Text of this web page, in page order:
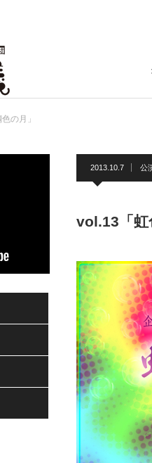
の月」
2013.10.7 公
vol.13「虹